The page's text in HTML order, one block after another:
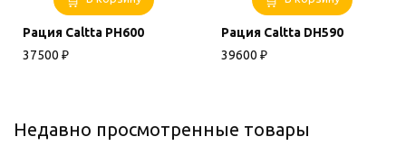
Рация Caltta PH600
37500 ₽
Рация Caltta DH590
39600 ₽
Недавно просмотренные товары